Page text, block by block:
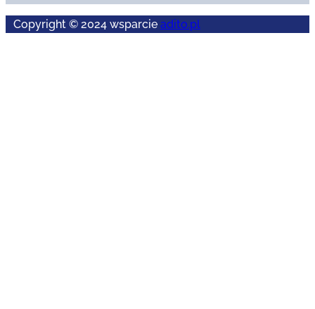
Copyright © 2024 wsparcie adito.pl